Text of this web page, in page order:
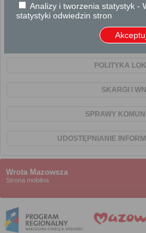
PODATKI I
POLITYKA
SKARGI I
SPRAWY
UDOSTĘPNIANIE
Wrota Mazowsza
Strona mobilna
Analizy i tworzenia statystyk -
statystyki odwiedzin stron